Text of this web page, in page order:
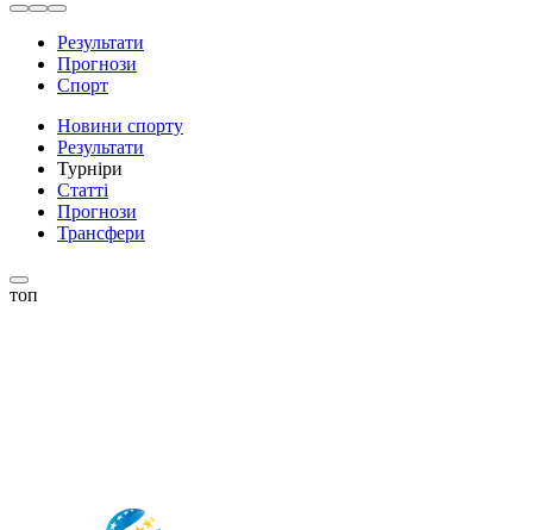
Результати
Прогнози
Спорт
Новини спорту
Результати
Турніри
Статті
Прогнози
Трансфери
топ